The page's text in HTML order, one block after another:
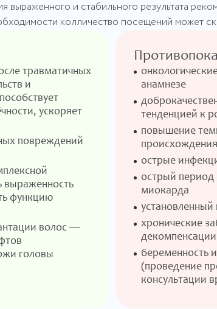
выраженного и стабильного результата
колличество посещений может
травматичных
и
ускоряет
повреждений
выраженность
функцию
волос —
головы
анамнезе
тенденцией к
повышение
происхождения
острые
острый период
миокарда
хронические
декомпенсации
беременность
(проведение
консультации